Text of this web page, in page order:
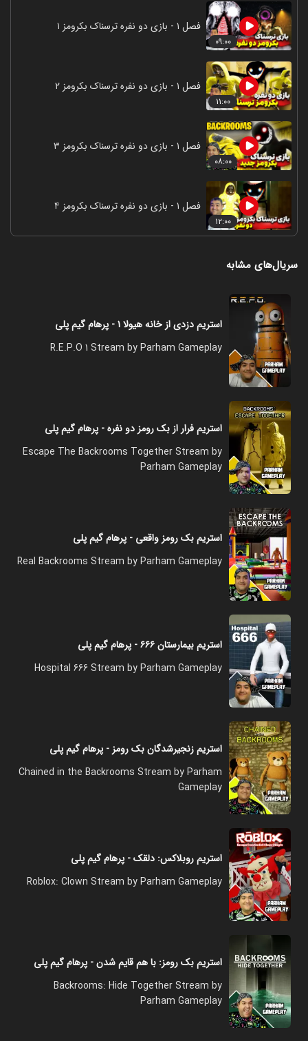
۰۹:۰۰
فصل ۱ - بازی دو نفره ترسناک بکرومز ۱
۱۱:۰۰
فصل ۱ - بازی دو نفره ترسناک بکرومز ۲
۰۸:۰۰
فصل ۱ - بازی دو نفره ترسناک بکرومز ۳
۱۲:۰۰
فصل ۱ - بازی دو نفره ترسناک بکرومز ۴
سریال‌های مشابه
استریم دزدی از خانه هیولا ۱ - پرهام گیم پلی
R.E.P.O 1 Stream by Parham Gameplay
استریم فرار از بک رومز دو نفره - پرهام گیم پلی
Escape The Backrooms Together Stream by
Parham Gameplay
استریم بک رومز واقعی - پرهام گیم پلی
Real Backrooms Stream by Parham Gameplay
استریم بیمارستان ۶۶۶ - پرهام گیم پلی
Hospital 666 Stream by Parham Gameplay
استریم زنجیرشدگان بک رومز - پرهام گیم پلی
Chained in the Backrooms Stream by Parham
Gameplay
استریم روبلاکس: دلقک - پرهام گیم پلی
Roblox: Clown Stream by Parham Gameplay
استریم بک رومز: با هم قایم شدن - پرهام گیم پلی
Backrooms: Hide Together Stream by
Parham Gameplay